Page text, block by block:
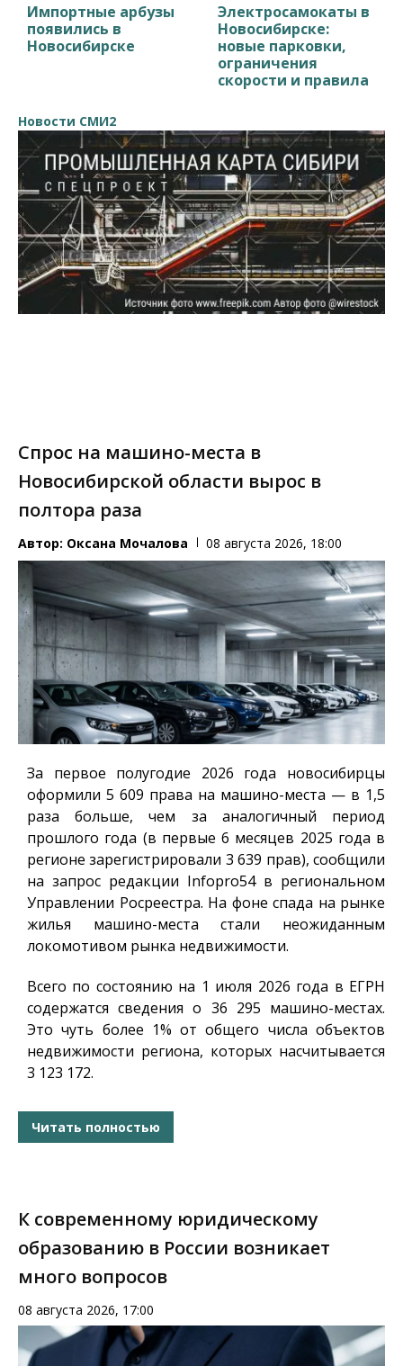
Импортные арбузы
появились в
Новосибирске
Электросамокаты в
Новосибирске:
новые парковки,
ограничения
скорости и правила
Новости СМИ2
Спрос на машино-места в
Новосибирской области вырос в
полтора раза
Автор: Оксана Мочалова 08 августа 2026, 18:00
За первое полугодие 2026 года новосибирцы
оформили 5 609 права на машино-места — в 1,5
раза больше, чем за аналогичный период
прошлого года (в первые 6 месяцев 2025 года в
регионе зарегистрировали 3 639 прав), сообщили
на запрос редакции Infopro54в региональном
Управлении Росреестра. На фоне спада на рынке
жилья машино-места стали неожиданным
локомотивом рынка недвижимости.
Всего по состоянию на 1 июля 2026 года в ЕГРН
содержатся сведения о 36 295 машино-местах.
Это чуть более 1% от общего числа объектов
недвижимости региона, которых насчитывается
3 123 172.
Читать полностью
К современному юридическому
образованию в России возникает
много вопросов
08 августа 2026, 17:00